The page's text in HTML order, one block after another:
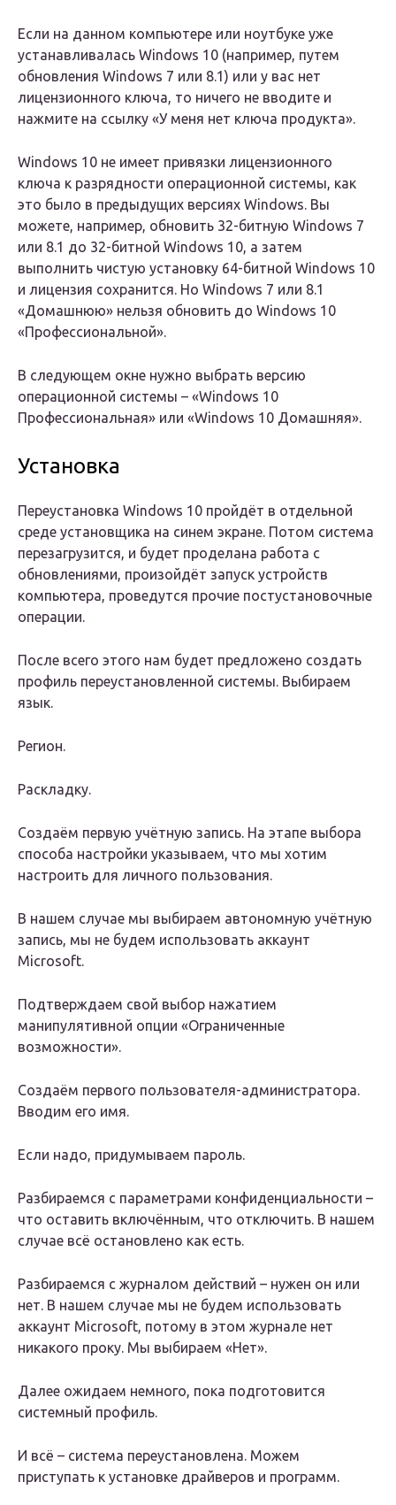
Если на данном компьютере или ноутбуке уже
устанавливалась Windows 10 (например, путем
обновления Windows 7 или 8.1) или у вас нет
лицензионного ключа, то ничего не вводите и
нажмите на ссылку «У меня нет ключа продукта».
Windows 10 не имеет привязки лицензионного
ключа к разрядности операционной системы, как
это было в предыдущих версиях Windows. Вы
можете, например, обновить 32-битную Windows 7
или 8.1 до 32-битной Windows 10, а затем
выполнить чистую установку 64-битной Windows 10
и лицензия сохранится. Но Windows 7 или 8.1
«Домашнюю» нельзя обновить до Windows 10
«Профессиональной».
В следующем окне нужно выбрать версию
операционной системы – «Windows 10
Профессиональная» или «Windows 10 Домашняя».
Установка
Переустановка Windows 10 пройдёт в отдельной
среде установщика на синем экране. Потом система
перезагрузится, и будет проделана работа с
обновлениями, произойдёт запуск устройств
компьютера, проведутся прочие постустановочные
операции.
После всего этого нам будет предложено создать
профиль переустановленной системы. Выбираем
язык.
Регион.
Раскладку.
Создаём первую учётную запись. На этапе выбора
способа настройки указываем, что мы хотим
настроить для личного пользования.
В нашем случае мы выбираем автономную учётную
запись, мы не будем использовать аккаунт
Microsoft.
Подтверждаем свой выбор нажатием
манипулятивной опции «Ограниченные
возможности».
Создаём первого пользователя-администратора.
Вводим его имя.
Если надо, придумываем пароль.
Разбираемся с параметрами конфиденциальности –
что оставить включённым, что отключить. В нашем
случае всё остановлено как есть.
Разбираемся с журналом действий – нужен он или
нет. В нашем случае мы не будем использовать
аккаунт Microsoft, потому в этом журнале нет
никакого проку. Мы выбираем «Нет».
Далее ожидаем немного, пока подготовится
системный профиль.
И всё – система переустановлена. Можем
приступать к установке драйверов и программ.